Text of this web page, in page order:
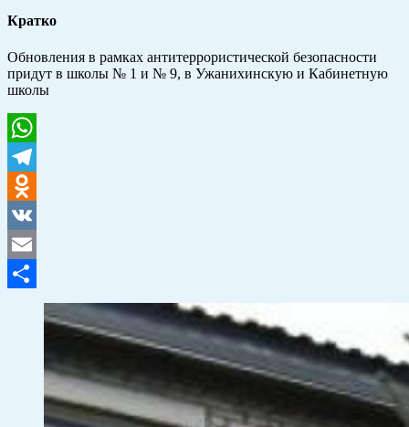
Кратко
Обновления в рамках антитеррористической безопасности
придут в школы № 1 и № 9, в Ужанихинскую и Кабинетную
школы
WhatsApp
Telegram
Odnoklassniki
VK
Email
Отправить